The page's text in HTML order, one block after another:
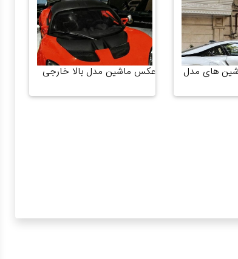
های مدل
عکس ماشین مدل بالا خارجی